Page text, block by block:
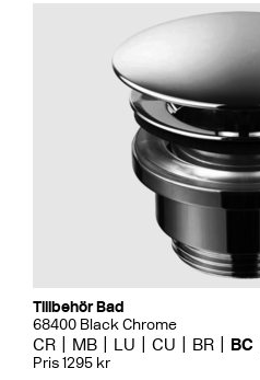
Tillbehör Bad
68400 Black Chrome
CR MB LU CU BR BC
Pris 1295 kr